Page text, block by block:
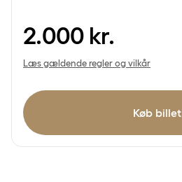
2.000 kr.
Læs gældende regler og vilkår
Køb billet